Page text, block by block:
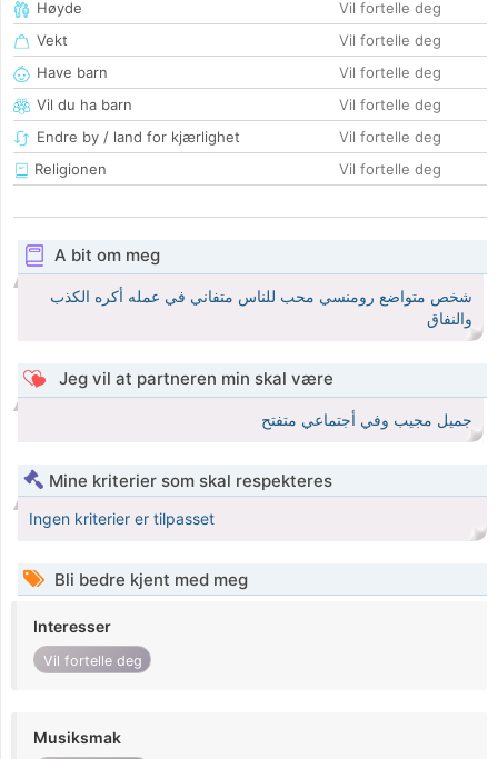
Høyde
Vil fortelle deg
Vekt
Vil fortelle deg
Have barn
Vil fortelle deg
Vil du ha barn
Vil fortelle deg
Endre by / land for kjærlighet
Vil fortelle deg
Religionen
Vil fortelle deg
A bit om meg
شخص متواضع رومنسي محب للناس متفاني في عمله أكره الكذب
والنفاق
Jeg vil at partneren min skal være
جميل مجيب وفي أجتماعي متفتح
Mine kriterier som skal respekteres
Ingen kriterier er tilpasset
Bli bedre kjent med meg
Interesser
Vil fortelle deg
Musiksmak